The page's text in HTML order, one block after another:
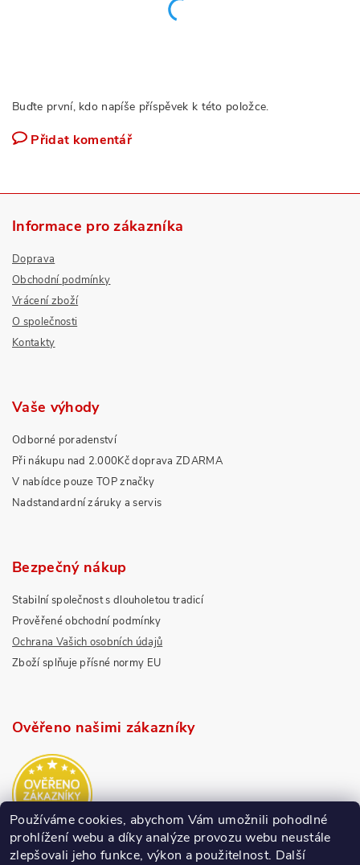
Buďte první, kdo napíše příspěvek k této položce.
Přidat komentář
Informace pro zákazníka
Doprava
Obchodní podmínky
Vrácení zboží
O společnosti
Kontakty
Vaše výhody
Odborné poradenství
Při nákupu nad 2.000Kč doprava ZDARMA
V nabídce pouze TOP značky
Nadstandardní záruky a servis
Bezpečný nákup
Stabilní společnost s dlouholetou tradicí
Prověřené obchodní podmínky
Ochrana Vašich osobních údajů
Zboží splňuje přísné normy EU
Ověřeno našimi zákazníky
Používáme cookies, abychom Vám umožnili pohodlné
prohlížení webu a díky analýze provozu webu neustále
zlepšovali jeho funkce, výkon a použitelnost. Další